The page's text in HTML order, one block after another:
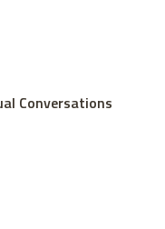
Conversations